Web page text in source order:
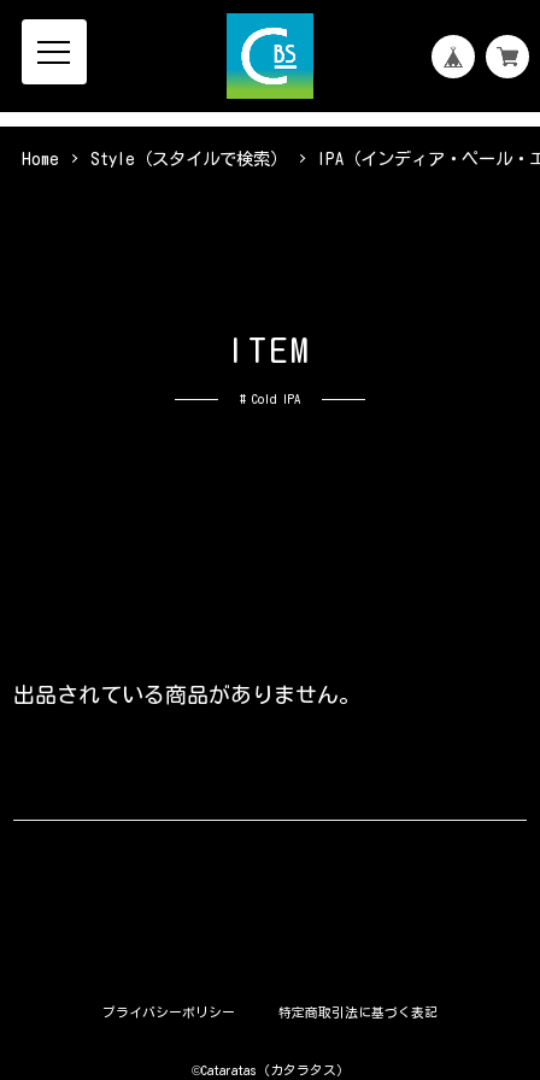
I TEM
# Cold IPA
Home Style（スタイルで検索） IPA（インディア・ペール・
出品されている商品がありません。
プライバシーポリシー 特定商取引法に基づく表記
©︎Cataratas（カタラタス）